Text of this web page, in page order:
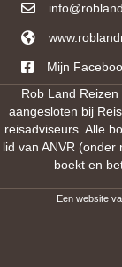
https://
Mijn
Rob Land
aangesloten bij
reisadviseurs. Alle
lid van ANVR
boekt en
Een website